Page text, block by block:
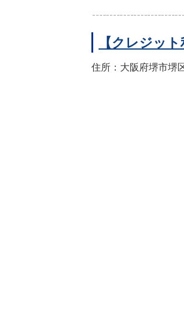
【クレジッ
住所：大阪府堺市堺